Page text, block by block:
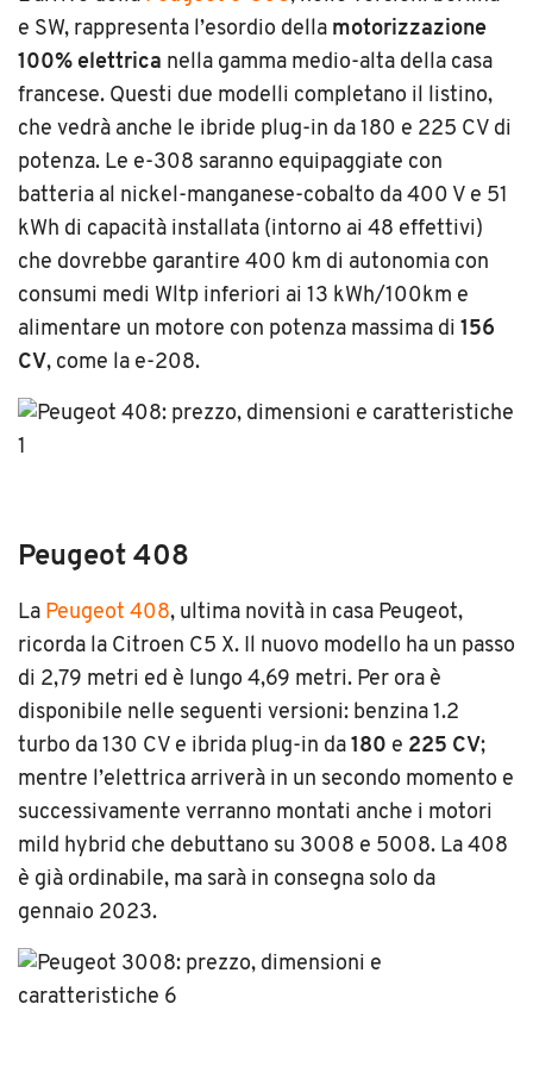
e SW, rappresenta l’esordio della motorizzazione
100% elettrica nella gamma medio-alta della casa
francese. Questi due modelli completano il listino,
che vedrà anche le ibride plug-in da 180 e 225 CV di
potenza. Le e-308 saranno equipaggiate con
batteria al nickel-manganese-cobalto da 400 V e 51
kWh di capacità installata (intorno ai 48 effettivi)
che dovrebbe garantire 400 km di autonomia con
consumi medi Wltp inferiori ai 13 kWh/100km e
alimentare un motore con potenza massima di 156
CV, come la e-208.
Peugeot 408
La Peugeot 408, ultima novità in casa Peugeot,
ricorda la Citroen C5 X. Il nuovo modello ha un passo
di 2,79 metri ed è lungo 4,69 metri. Per ora è
disponibile nelle seguenti versioni: benzina 1.2
turbo da 130 CV e ibrida plug-in da 180 e 225 CV;
mentre l’elettrica arriverà in un secondo momento e
successivamente verranno montati anche i motori
mild hybrid che debuttano su 3008 e 5008. La 408
è già ordinabile, ma sarà in consegna solo da
gennaio 2023.